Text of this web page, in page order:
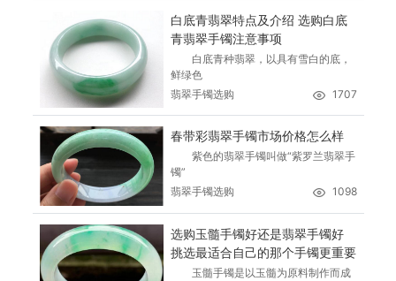
白底青翡翠特点及介绍 选购白底
青翡翠手镯注意事项
白底青种翡翠，以具有雪白的底，
鲜绿色
翡翠手镯选购
1707
春带彩翡翠手镯市场价格怎么样
紫色的翡翠手镯叫做“紫罗兰翡翠手
镯”
翡翠手镯选购
1098
选购玉髓手镯好还是翡翠手镯好
挑选最适合自己的那个手镯更重要
玉髓手镯是以玉髓为原料制作而成